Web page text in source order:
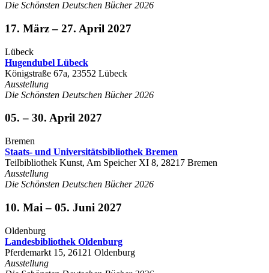
Die Schönsten Deutschen Bücher 2026
17. März – 27. April 2027
Lübeck
Hugendubel Lübeck
Königstraße 67a, 23552 Lübeck
Ausstellung
Die Schönsten Deutschen Bücher 2026
05. – 30. April 2027
Bremen
Staats- und Universitätsbibliothek Bremen
Teilbibliothek Kunst, Am Speicher XI 8, 28217 Bremen
Ausstellung
Die Schönsten Deutschen Bücher 2026
10. Mai – 05. Juni 2027
Oldenburg
Landesbibliothek Oldenburg
Pferdemarkt 15, 26121 Oldenburg
Ausstellung